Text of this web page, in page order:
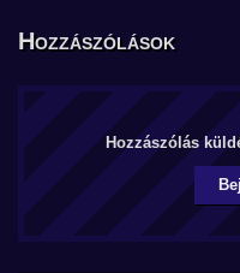
Hozzászólások
Hozzászólás